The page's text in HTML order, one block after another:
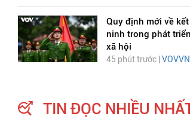
Quy định mới về
ninh trong phát
xã hội
45 phút trước | VOVVN
TIN ĐỌC NHIỀU